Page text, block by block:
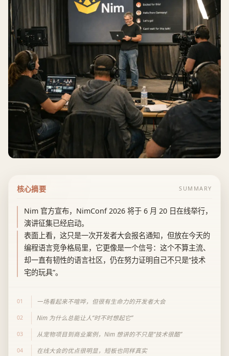
核心摘要 SUMMARY
Nim 官方宣布，NimConf 2026 将于 6 月 20 日在线举行，
演讲征集已经启动。
表面上看，这只是一次开发者大会报名通知，但放在今天的
编程语言竞争格局里，它更像是一个信号：这个不算主流、
却一直有韧性的语言社区，仍在努力证明自己不只是“技术
宅的玩具”。
01 一场看起来不喧哗，但很有生命力的开发者大会
02 Nim 为什么总能让人“时不时想起它”
03 从宠物项目到商业案例，Nim 想讲的不只是“技术很酷”
04 在线大会的优点很明显，短板也同样真实